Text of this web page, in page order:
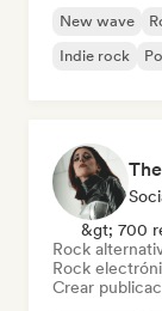
New wave
Indie rock
&gt; 700
Rock
Rock
Crear